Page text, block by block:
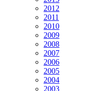
2012
2011
2010
2009
2008
2007
2006
2005
2004
2003